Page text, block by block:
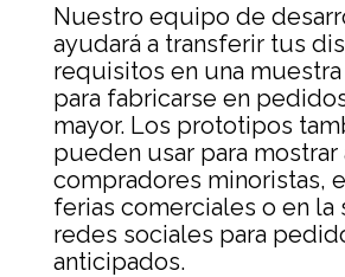
Nuestro equipo de
ayudará a transferir tus
requisitos en una
para fabricarse en
mayor. Los prototipos
pueden usar para mostrar
compradores minoristas,
ferias comerciales o en la
redes sociales para
anticipados.